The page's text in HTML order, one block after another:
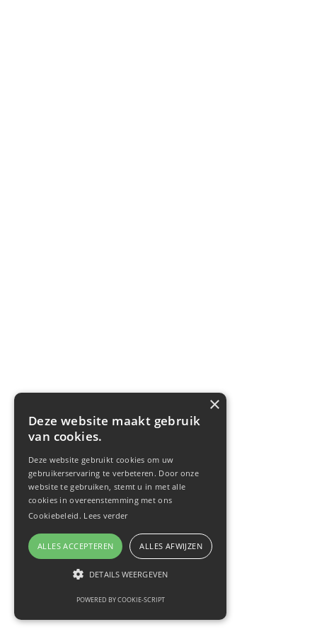
×
Deze website maakt gebruik
van cookies.
Deze website gebruikt cookies om uw
gebruikerservaring te verbeteren. Door onze
website te gebruiken, stemt u in met alle
cookies in overeenstemming met ons
Cookiebeleid. Lees verder
ALLES ACCEPTEREN ALLES AFWIJZEN
DETAILS WEERGEVEN
POWERED BY COOKIE-SCRIPT